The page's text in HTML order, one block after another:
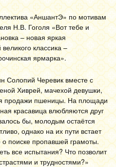
«АншантЭ» по мотивам
Н.В. Гоголя «Вот тебе и
– новая яркая
классика –
ярмарка».
Солопий Черевик вместе с
Хиврей, мачехой девушки,
продажи пшеницы. На площади
красавица влюбляются друг
бы, молодым остаётся
однако на их пути встает
поиске пропавшей грамоты.
все испытания? Что позволит
и трудностями?»